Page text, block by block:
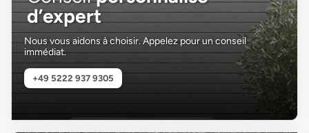
d’expert
Nous vous aidons à choisir. Appelez pour un conseil
immédiat.
+49 5222 937 9305